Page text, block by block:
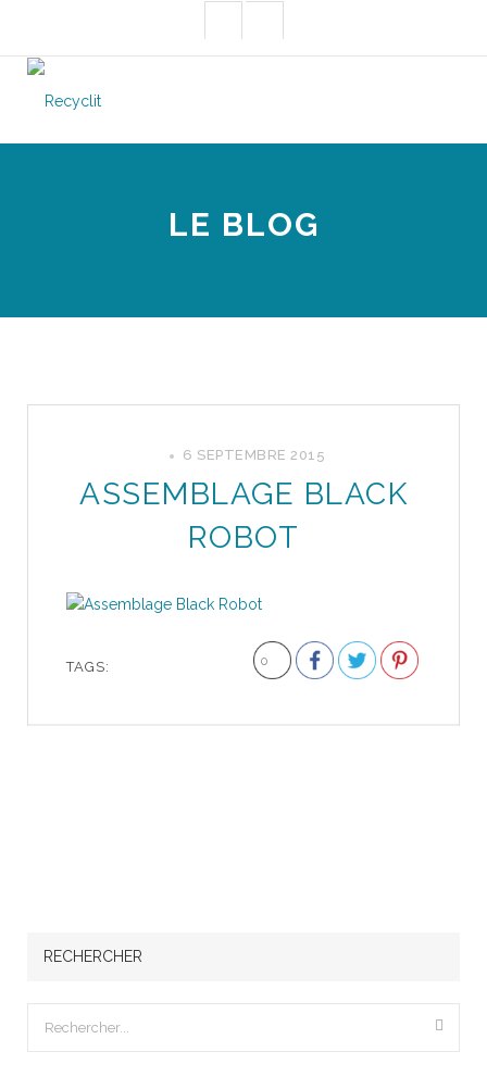
LE BLOG
6 SEPTEMBRE 2015
ASSEMBLAGE BLACK
ROBOT
TAGS: 0
RECHERCHER